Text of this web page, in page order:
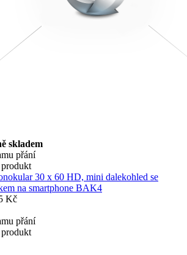
skladem
přání
30 x 60 HD, mini dalekohled se
na smartphone BAK4
Kč
přání